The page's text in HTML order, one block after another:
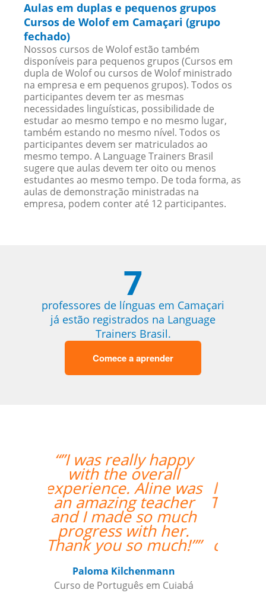
Aulas em duplas e pequenos grupos
Cursos de Wolof em Camaçari (grupo
fechado)
Nossos cursos de Wolof estão também
disponíveis para pequenos grupos (Cursos em
dupla de Wolof ou cursos de Wolof ministrado
na empresa e em pequenos grupos). Todos os
participantes devem ter as mesmas
necessidades linguísticas, possibilidade de
estudar ao mesmo tempo e no mesmo lugar,
também estando no mesmo nível. Todos os
participantes devem ser matriculados ao
mesmo tempo. A Language Trainers Brasil
sugere que aulas devem ter oito ou menos
estudantes ao mesmo tempo. De toda forma, as
aulas de demonstração ministradas na
empresa, podem conter até 12 participantes.
7
professores de línguas em Camaçari
já estão registrados na Language
Trainers Brasil.
Comece a aprender
“”I took 40 hours of
Brazilian Portuguese
lessons with Language
Trainers in Manaus. My
teacher was a delight
and gave me lots of
constructive feedback.
Recommended. ””
Thomas Parker